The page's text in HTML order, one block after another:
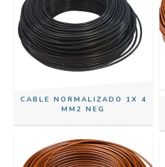
CABLE NORMALIZADO 1X 4
MM2 NEG